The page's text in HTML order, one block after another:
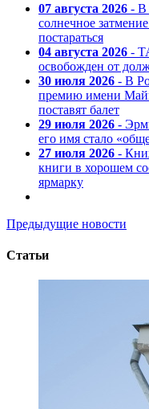
07 августа 2026 - В
солнечное
постараться
04 августа 2026 -
освобожден от
30 июля 2026 - В
премию имени
поставят балет
29 июля 2026 -
его имя стало
27 июля 2026 -
книги в хорошем
ярмарку
Предыдущие новости
Статьи